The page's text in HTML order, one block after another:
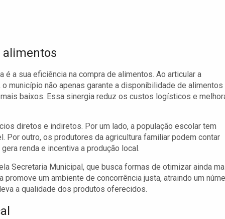
alimentos
a sua eficiência na compra de alimentos. Ao articular a
município não apenas garante a disponibilidade de alimentos
baixos. Essa sinergia reduz os custos logísticos e
diretos e indiretos. Por um lado, a população escolar tem
Por outro, os produtores da agricultura familiar podem contar
renda e incentiva a produção local.
Secretaria Municipal, que busca formas de otimizar ainda
um ambiente de concorrência justa, atraindo um
a qualidade dos produtos oferecidos.